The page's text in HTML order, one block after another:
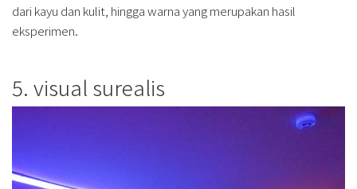
dari kayu dan kulit, hingga warna yang merupakan hasil
eksperimen.
5. visual surealis